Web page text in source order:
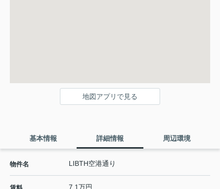
地図アプリで見る
基本情報 詳細情報 周辺環境
物件名 LIBTH空港通り
7.1万円